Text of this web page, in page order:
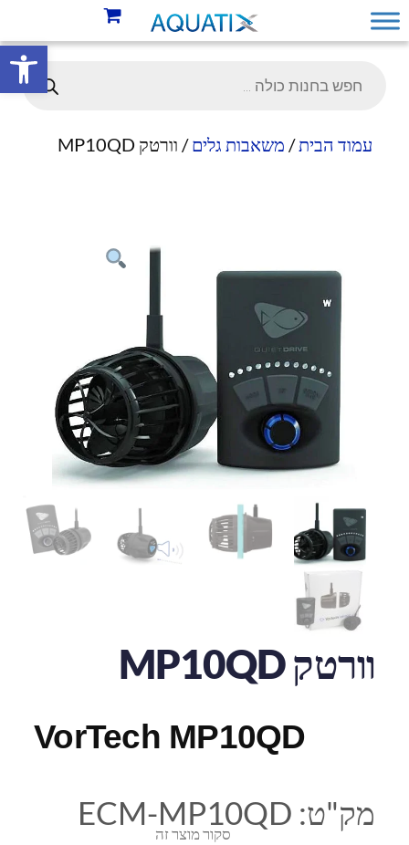
פתח
עמוד הבית/ משאבות גלים/ וורטק MP10QD
וורטק MP10QD
VorTech MP10QD
סקור מוצר זה
מק"ט: ECM-MP10QD